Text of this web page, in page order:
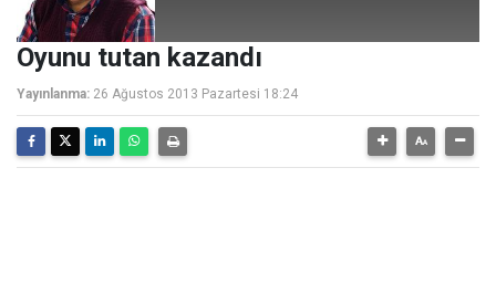
Oyunu tutan kazandı
Yayınlanma: 26 Ağustos 2013 Pazartesi 18:24